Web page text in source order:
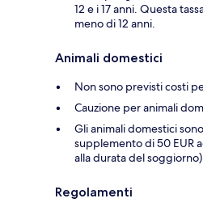
12 e i 17 anni. Questa
meno di 12 anni.
Animali domestici
Non sono previsti costi
Cauzione per animali
Gli animali domestici
supplemento di 50 EUR
alla durata del
Regolamenti